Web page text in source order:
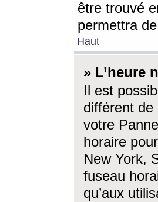
être trouvé
permettra
Haut
» L’heure
Il est
différent de
votre
horaire
New York,
fuseau
qu’aux